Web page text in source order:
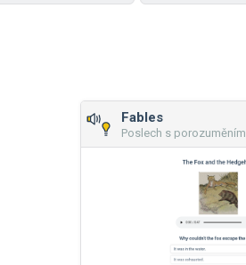
Fables
Poslech s porozuměním